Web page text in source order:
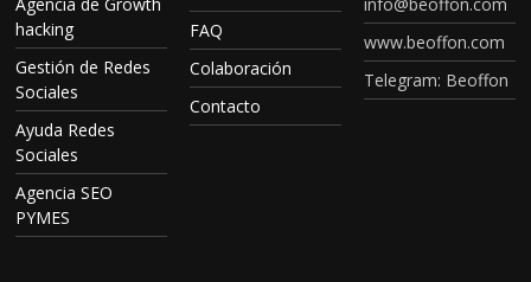
Agencia de Growth
hacking
Gestión de Redes
Sociales
Ayuda Redes
Sociales
Agencia SEO
PYMES
FAQ
Colaboración
Contacto
info@beoffon.com
www.beoffon.com
Telegram: Beoffon